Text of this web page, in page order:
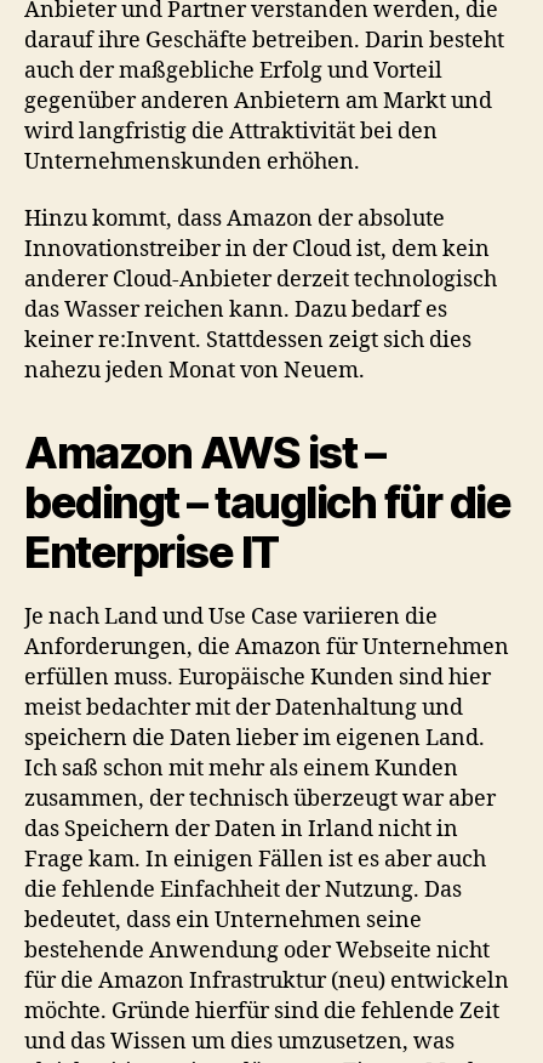
Anbieter und Partner verstanden werden, die
darauf ihre Geschäfte betreiben. Darin besteht
auch der maßgebliche Erfolg und Vorteil
gegenüber anderen Anbietern am Markt und
wird langfristig die Attraktivität bei den
Unternehmenskunden erhöhen.
Hinzu kommt, dass Amazon der absolute
Innovationstreiber in der Cloud ist, dem kein
anderer Cloud-Anbieter derzeit technologisch
das Wasser reichen kann. Dazu bedarf es
keiner re:Invent. Stattdessen zeigt sich dies
nahezu jeden Monat von Neuem.
Amazon AWS ist –
bedingt – tauglich für die
Enterprise IT
Je nach Land und Use Case variieren die
Anforderungen, die Amazon für Unternehmen
erfüllen muss. Europäische Kunden sind hier
meist bedachter mit der Datenhaltung und
speichern die Daten lieber im eigenen Land.
Ich saß schon mit mehr als einem Kunden
zusammen, der technisch überzeugt war aber
das Speichern der Daten in Irland nicht in
Frage kam. In einigen Fällen ist es aber auch
die fehlende Einfachheit der Nutzung. Das
bedeutet, dass ein Unternehmen seine
bestehende Anwendung oder Webseite nicht
für die Amazon Infrastruktur (neu) entwickeln
möchte. Gründe hierfür sind die fehlende Zeit
und das Wissen um dies umzusetzen, was